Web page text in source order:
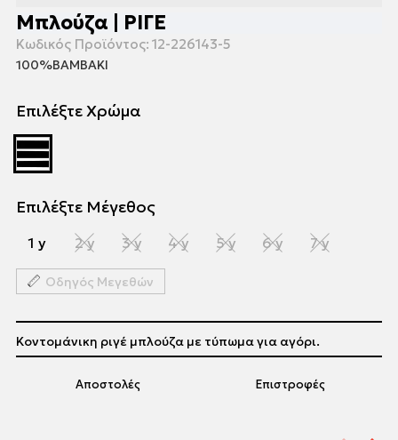
Μπλούζα | ΡΙΓΕ
Κωδικός Προϊόντος: 12-226143-5
100%ΒΑΜΒΑΚΙ
Επιλέξτε Χρώμα
Επιλέξτε Μέγεθος
1 y 2 y 3 y 4 y 5 y 6 y 7 y
Οδηγός Μεγεθών
Αποστολές Επιστροφές
Κοντομάνικη ριγέ μπλούζα με τύπωμα για αγόρι.